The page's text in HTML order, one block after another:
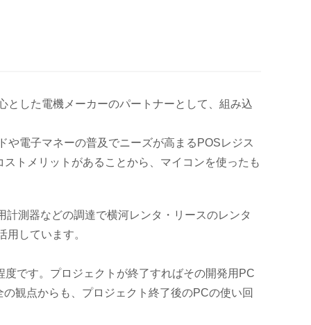
した電機メーカーのパートナーとして、組み込
電子マネーの普及でニーズが高まるPOSレジス
トメリットがあることから、マイコンを使ったも
測器などの調達で横河レンタ・リースのレンタ
しています。
です。プロジェクトが終了すればその開発用PC
観点からも、プロジェクト終了後のPCの使い回